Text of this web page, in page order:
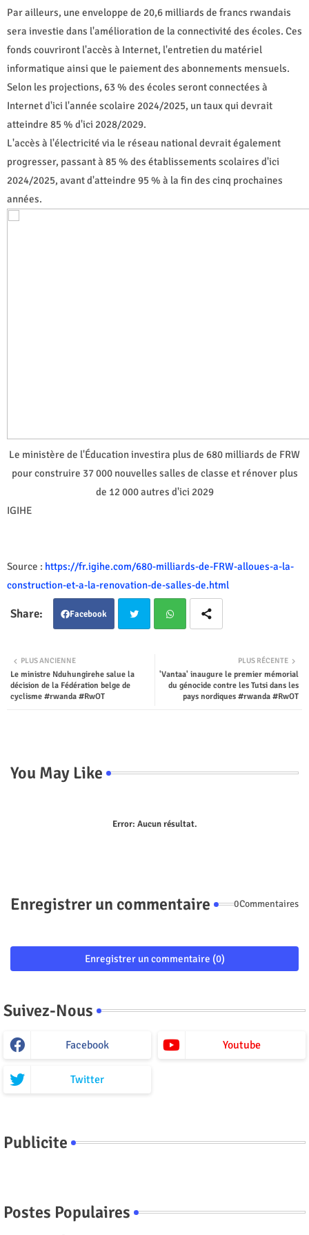
Par ailleurs, une enveloppe de 20,6 milliards de francs rwandais
sera investie dans l'amélioration de la connectivité des écoles. Ces
fonds couvriront l'accès à Internet, l'entretien du matériel
informatique ainsi que le paiement des abonnements mensuels.
Selon les projections, 63 % des écoles seront connectées à
Internet d'ici l'année scolaire 2024/2025, un taux qui devrait
atteindre 85 % d'ici 2028/2029.
L'accès à l'électricité via le réseau national devrait également
progresser, passant à 85 % des établissements scolaires d'ici
2024/2025, avant d'atteindre 95 % à la fin des cinq prochaines
années.
Le ministère de l'Éducation investira plus de 680 milliards de FRW
pour construire 37 000 nouvelles salles de classe et rénover plus
de 12 000 autres d'ici 2029
IGIHE
Source : https://fr.igihe.com/680-milliards-de-FRW-alloues-a-la-
construction-et-a-la-renovation-de-salles-de.html
Facebook
ter tsap
PLUS RÉCENTE
'Vantaa' inaugure le premier mémorial
du génocide contre les Tutsi dans les
pays nordiques #rwanda #RwOT
PLUS ANCIENNE
Le ministre Nduhungirehe salue la
décision de la Fédération belge de
cyclisme #rwanda #RwOT
You May Like
Error: Aucun résultat.
Enregistrer un commentaire 0Commentaires
Enregistrer un commentaire (0)
Suivez-Nous
Facebook Youtube
Twitter
Publicite
Postes Populaires